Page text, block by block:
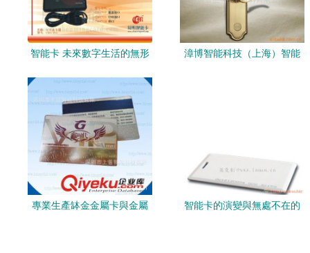
智能卡 未來數字生活的無形
漳博智能科技（上海）智能
專業生產缽金金屬卡與金屬
智能卡的演變與無處不在的